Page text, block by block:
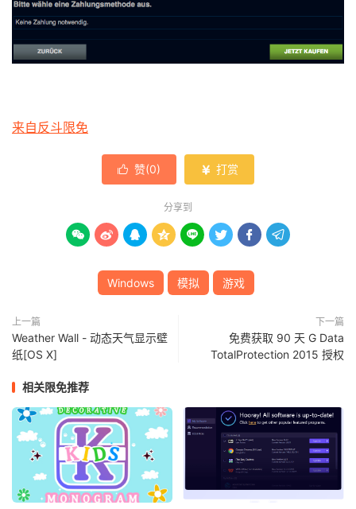
来自反斗限免
 赞(0)  打赏
分享到
       
Windows 模拟 游戏
上一篇
Weather Wall - 动态天气显示壁
纸[OS X]
下一篇
免费获取 90 天 G Data
TotalProtection 2015 授权
相关限免推荐